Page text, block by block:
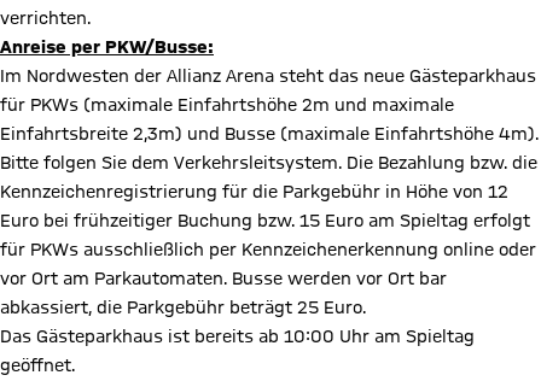
verrichten.
Anreise per PKW/Busse:
Im Nordwesten der Allianz Arena steht das neue Gästeparkhaus
für PKWs (maximale Einfahrtshöhe 2m und maximale
Einfahrtsbreite 2,3m) und Busse (maximale Einfahrtshöhe 4m).
Bitte folgen Sie dem Verkehrsleitsystem. Die Bezahlung bzw. die
Kennzeichenregistrierung für die Parkgebühr in Höhe von 12
Euro bei frühzeitiger Buchung bzw. 15 Euro am Spieltag erfolgt
für PKWs ausschließlich per Kennzeichenerkennung online oder
vor Ort am Parkautomaten. Busse werden vor Ort bar
abkassiert, die Parkgebühr beträgt 25 Euro.
Das Gästeparkhaus ist bereits ab 10:00 Uhr am Spieltag
geöffnet.